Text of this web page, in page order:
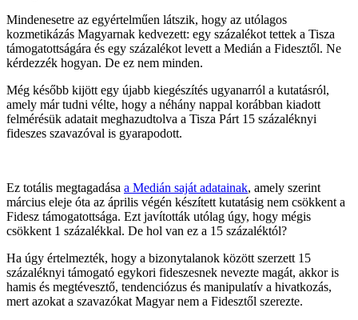
Mindenesetre az egyértelműen látszik, hogy az utólagos
kozmetikázás Magyarnak kedvezett: egy százalékot tettek a Tisza
támogatottságára és egy százalékot levett a Medián a Fidesztől. Ne
kérdezzék hogyan. De ez nem minden.
Még később kijött egy újabb kiegészítés ugyanarról a kutatásról,
amely már tudni vélte, hogy a néhány nappal korábban kiadott
felmérésük adatait meghazudtolva a Tisza Párt 15 százaléknyi
fideszes szavazóval is gyarapodott.
Ez totális megtagadása a Medián saját adatainak, amely szerint
március eleje óta az április végén készített kutatásig nem csökkent a
Fidesz támogatottsága. Ezt javították utólag úgy, hogy mégis
csökkent 1 százalékkal. De hol van ez a 15 százaléktól?
Ha úgy értelmezték, hogy a bizonytalanok között szerzett 15
százaléknyi támogató egykori fideszesnek nevezte magát, akkor is
hamis és megtévesztő, tendenciózus és manipulatív a hivatkozás,
mert azokat a szavazókat Magyar nem a Fidesztől szerezte.